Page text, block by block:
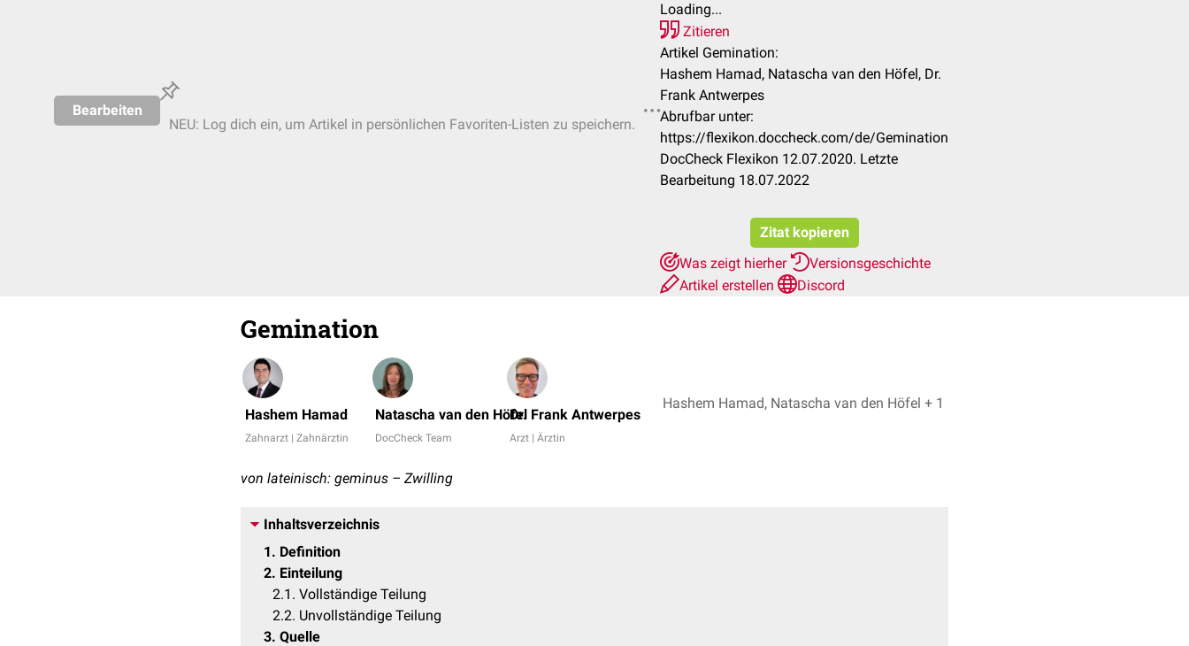
Bearbeiten
NEU: Log dich ein, um Artikel in persönlichen Favoriten-Listen zu speichern.
Loading...
Zitieren
Artikel Gemination:
Hashem Hamad, Natascha van den Höfel, Dr.
Frank Antwerpes
Abrufbar unter:
https://flexikon.doccheck.com/de/Gemination
DocCheck Flexikon 12.07.2020. Letzte
Bearbeitung 18.07.2022
Zitat kopieren
Was zeigt hierher
Versionsgeschichte
Artikel erstellen
Discord
Gemination
Hashem Hamad
Zahnarzt | Zahnärztin
Natascha van den Höfel
DocCheck Team
Dr. Frank Antwerpes
Arzt | Ärztin
Hashem Hamad, Natascha van den Höfel + 1
von lateinisch: geminus – Zwilling
Inhaltsverzeichnis
1
Definition
2 Einteilung
2.1 Vollständige Teilung
2.2 Unvollständige Teilung
3 Quelle